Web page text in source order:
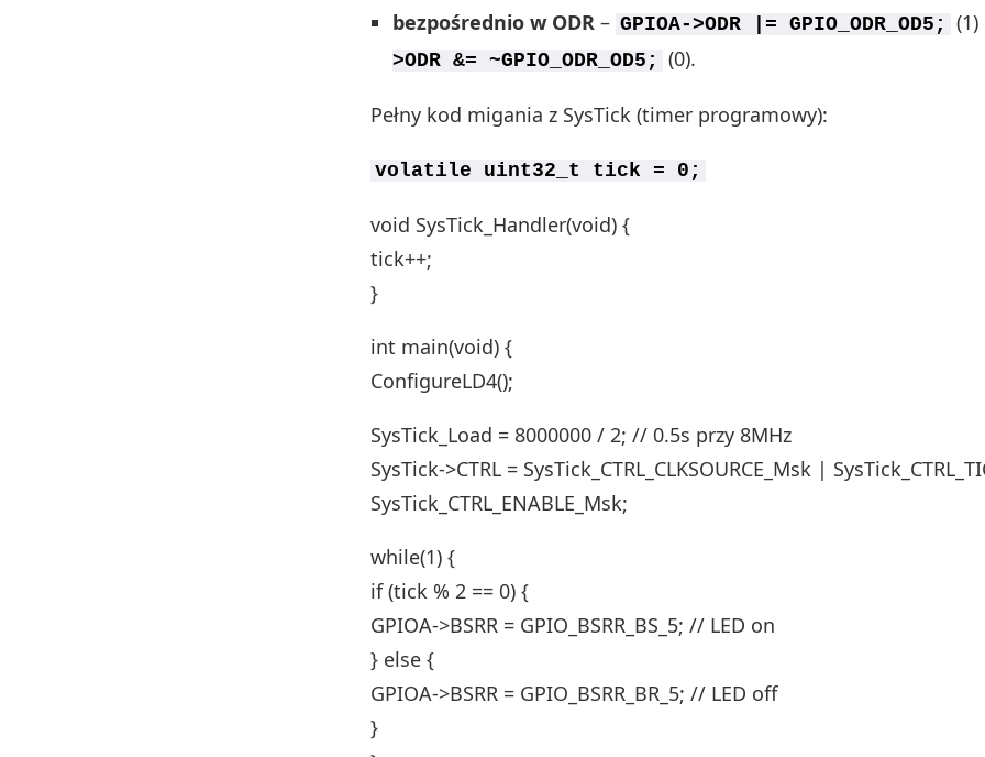
bezpośrednio w ODR – GPIOA->ODR |= GPIO_ODR_OD5;
>ODR &= ~GPIO_ODR_OD5; (0).
Pełny kod migania z SysTick (timer programowy):
volatile uint32_t tick = 0;
void SysTick_Handler(void) {
tick++;
}
int main(void) {
ConfigureLD4();
SysTick_Load = 8000000 / 2; // 0.5s przy 8MHz
SysTick->CTRL = SysTick_CTRL_CLKSOURCE_Msk |
SysTick_CTRL_ENABLE_Msk;
while(1) {
if (tick % 2 == 0) {
GPIOA->BSRR = GPIO_BSRR_BS_5; // LED on
} else {
GPIOA->BSRR = GPIO_BSRR_BR_5; // LED off
}